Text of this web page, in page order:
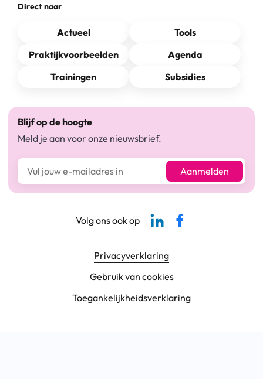
Direct naar
Actueel
Tools
Praktijkvoorbeelden
Agenda
Trainingen
Subsidies
Blijf op de hoogte
Meld je aan voor onze nieuwsbrief.
E-mailadres* Aanmelden
Footer navigatie
Privacyverklaring
Gebruik van cookies
Toegankelijkheids­verklaring
Volg ons ook op
Linkedin-pagina SBCM
Facebook SBCM